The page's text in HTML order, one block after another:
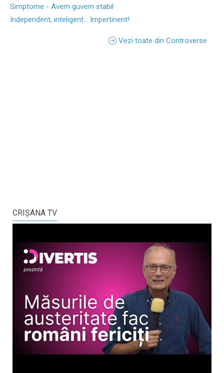
Simptome - Avem guvern stabil
Independent, inteligent... Impertinent!
Vezi toate din Controverse
CRIŞANA TV